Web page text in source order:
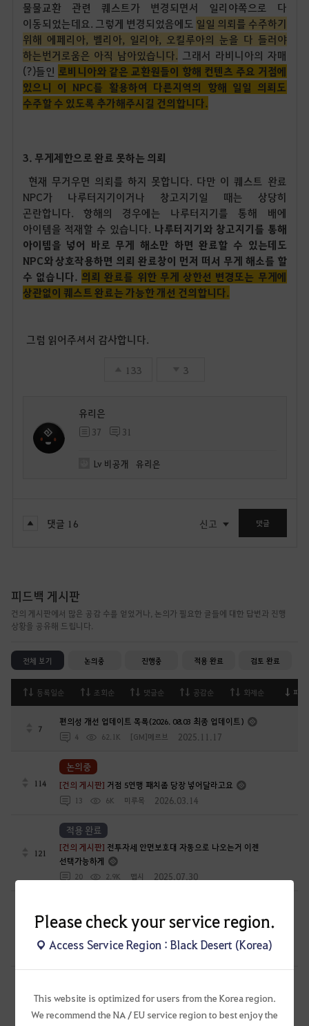
Please check your service region.
Access Service Region : Black Desert (Korea)
This website is optimized for users from the Korea region.
We recommend the NA / EU service region to best enjoy the
물물교환 관련 퀘스트가 변경되면서 일리야쪽으로 다
이동되었는데요. 그렇게 변경되었음에도 일일 의뢰를 수주하기
위해 에페리아, 벨리아, 일리야, 오킬루아의 눈을 다 들러야
하는번거로움은 아직 남아있습니다. 그래서 라비니아의 자매
(?)들인 로비니아와 같은 교환원들이 항해 컨텐츠 주요 거점에
있으니 이 NPC를 활용하여 다른지역의 항해 일일 의뢰도
수주할 수 있도록 추가해주시길 건의합니다.
3. 무게제한으로 완료 못하는 의뢰
현재 무거우면 의뢰를 하지 못합니다. 다만 이 퀘스트 완료
NPC가 나루터지기이거나 창고지기일 때는 상당히
곤란합니다. 항해의 경우에는 나루터지기를 통해 배에
아이템을 적재할 수 있습니다. 나루터지기와 창고지기를 통해
아이템을 넣어 바로 무게 해소만 하면 완료할 수 있는데도
NPC와 상호작용하면 의뢰 완료창이 먼저 떠서 무게 해소를 할
수 없습니다. 의뢰 완료를 위한 무게 상한선 변경또는 무게에
상관없이 퀘스트 완료는 가능한 개선 건의합니다.
그럼 읽어주셔서 감사합니다.
133 3
유리은
37 31
Lv 비공개 유리은
댓글 16 신고 댓글
피드백 게시판
건의 게시판에서 많은 공감 수를 얻었거나, 논의가 필요한 글들에 대한 답변과 진행
상황을 공유해 드립니다.
전체 보기 논의중 진행중 적용 완료 검토 완료
등록일순 조회순 댓글순 공감순 화제순 피
7
편의성 개선 업데이트 목록(2026. 08.03 최종 업데이트)
4 62.1K [GM]메르브 2025.11.17
114 [건의 게시판] 거점 5연맹 패치좀 당장 넣어달라고요
13 6K 미루목 2026.03.14
논의중
121
[건의 게시판] 전투자세 안면보호대 자동으로 나오는거 이젠
선택가능하게
20 2.9K 맵시 2025.07.30
적용 완료
119 [건의 게시판]소서러 2025-03-14 연구소 패치 문제가 너무큽니다.
25 4.2K 샤이귀여워 2025.03.15
123
[건의 게시판]연구소 업데이트 - 선원 관리 UI에 대해 건의합니다.